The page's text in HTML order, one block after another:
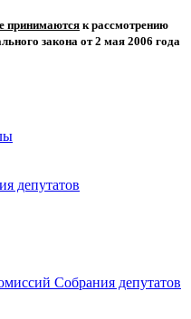
принимаются к рассмотрению
закона от 2 мая 2006 года
депутатов
Собрания депутатов